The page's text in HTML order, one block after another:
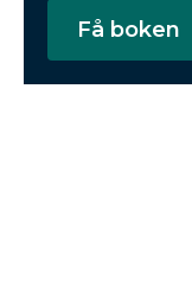
Få boken